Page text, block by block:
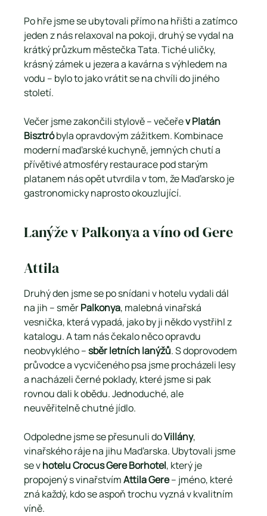
Po hře jsme se ubytovali přímo na hřišti a zatímco
jeden z nás relaxoval na pokoji, druhý se vydal na
krátký průzkum městečka Tata. Tiché uličky,
krásný zámek u jezera a kavárna s výhledem na
vodu – bylo to jako vrátit se na chvíli do jiného
století.
Večer jsme zakončili stylově – večeře v Platán
Bisztró byla opravdovým zážitkem. Kombinace
moderní maďarské kuchyně, jemných chutí a
přívětivé atmosféry restaurace pod starým
platanem nás opět utvrdila v tom, že Maďarsko je
gastronomicky naprosto okouzlující.
Lanýže v Palkonya a víno od Gere
Attila
Druhý den jsme se po snídani v hotelu vydali dál
na jih – směr Palkonya, malebná vinařská
vesnička, která vypadá, jako by ji někdo vystřihl z
katalogu. A tam nás čekalo něco opravdu
neobvyklého – sběr letních lanýžů. S doprovodem
průvodce a vycvičeného psa jsme procházeli lesy
a nacházeli černé poklady, které jsme si pak
rovnou dali k obědu. Jednoduché, ale
neuvěřitelně chutné jídlo.
Odpoledne jsme se přesunuli do Villány,
vinařského ráje na jihu Maďarska. Ubytovali jsme
se v hotelu Crocus Gere Borhotel, který je
propojený s vinařstvím Attila Gere – jméno, které
zná každý, kdo se aspoň trochu vyzná v kvalitním
víně.